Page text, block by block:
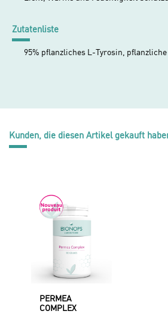
Zutatenliste
95% pflanzliches L-Tyrosin, pflanzliche
Kunden, die diesen Artikel gekauft
PERMEA
COMPLEX